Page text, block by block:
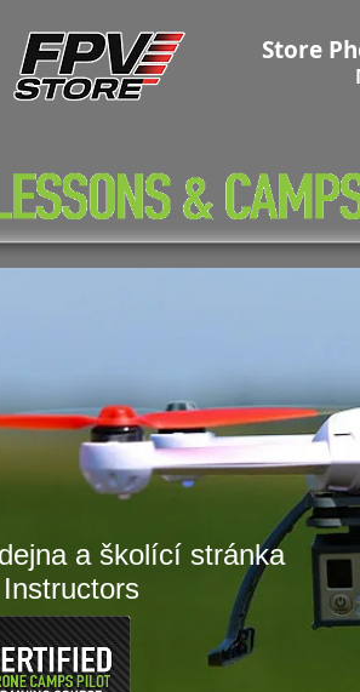
Store
a školící stránka